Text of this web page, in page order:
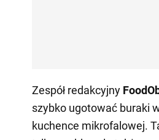
Zespół redakcyjny
szybko ugotować buraki
kuchence mikrofalowej.